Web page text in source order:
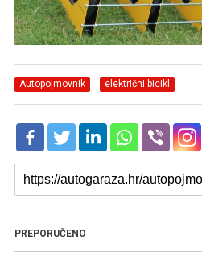
Autopojmovnik električni bicikl
PREPORUČENO